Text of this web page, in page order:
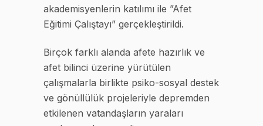
akademisyenlerin katılımı ile ”Afet
Eğitimi Çalıştayı” gerçekleştirildi.
Birçok farklı alanda afete hazırlık ve
afet bilinci üzerine yürütülen
çalışmalarla birlikte psiko-sosyal destek
ve gönüllülük projeleriyle depremden
etkilenen vatandaşların yaraları